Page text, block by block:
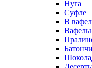
Нуга
Суфле
В